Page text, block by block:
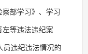
部学习》、学习
左等违法违纪案
员违纪违法情况的